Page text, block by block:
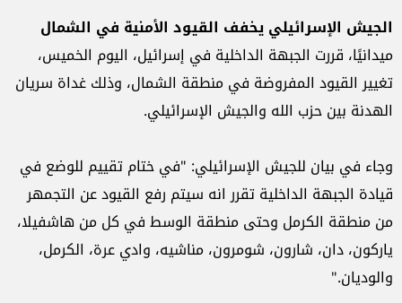
الجيش الإسرائيلي يخفف القيود الأمنية في الشمال
ميدانيًا، قررت الجبهة الداخلية في إسرائيل، اليوم الخميس،
تغيير القيود المفروضة في منطقة الشمال، وذلك غداة سريان
الهدنة بين حزب الله والجيش الإسرائيلي.
وجاء في بيان للجيش الإسرائيلي: "في ختام تقييم للوضع في
قيادة الجبهة الداخلية تقرر انه سيتم رفع القيود عن التجمهر
من منطقة الكرمل وحتى منطقة الوسط في كل من هاشفيلا،
ياركون، دان، شارون، شومرون، مناشيه، وادي عرة، الكرمل،
والوديان."